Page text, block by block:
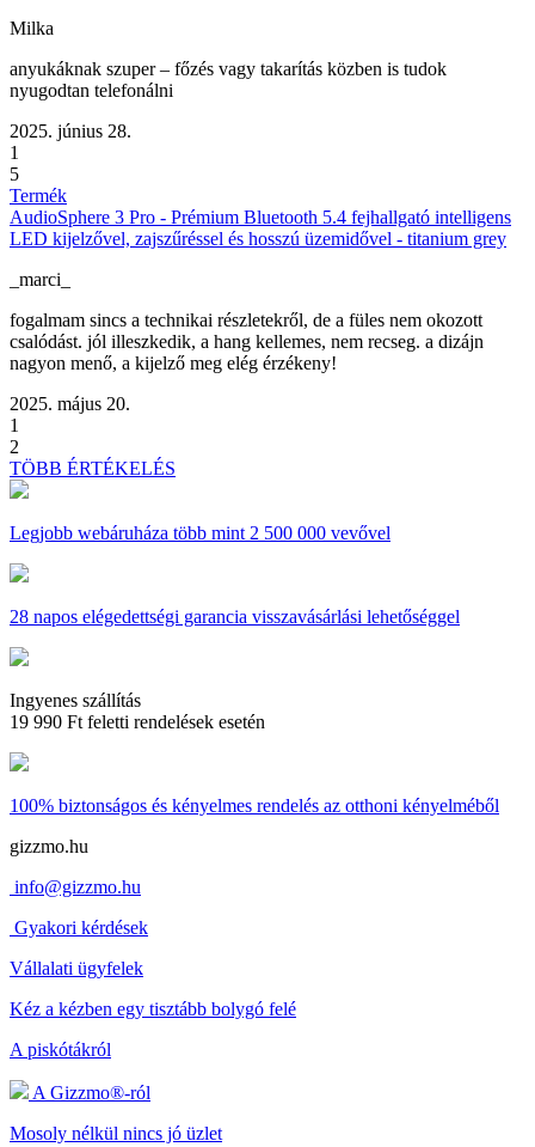
Milka
anyukáknak szuper – főzés vagy takarítás közben is tudok
nyugodtan telefonálni
2025. június 28.
1
5
Termék
AudioSphere 3 Pro - Prémium Bluetooth 5.4 fejhallgató intelligens
LED kijelzővel, zajszűréssel és hosszú üzemidővel - titanium grey
_marci_
fogalmam sincs a technikai részletekről, de a füles nem okozott
csalódást. jól illeszkedik, a hang kellemes, nem recseg. a dizájn
nagyon menő, a kijelző meg elég érzékeny!
2025. május 20.
1
2
TÖBB ÉRTÉKELÉS
Legjobb webáruháza több mint 2 500 000 vevővel
28 napos elégedettségi garancia visszavásárlási lehetőséggel
Ingyenes szállítás
19 990 Ft feletti rendelések esetén
100% biztonságos és kényelmes rendelés az otthoni kényelméből
gizzmo.hu
info@gizzmo.hu
Gyakori kérdések
Vállalati ügyfelek
Kéz a kézben egy tisztább bolygó felé
A piskótákról
A Gizzmo®-ról
Mosoly nélkül nincs jó üzlet